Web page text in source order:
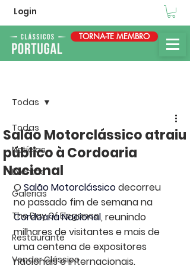
Login
TORNA-TE MEMBRO
Todas
Notícias
Eventos
Galerias
The Day Of Elegance
Restaurante
Vender Clássico
Todas
Salão Motorclássico atraiu
público à Cordoaria
Nacional
O Salão Motorclássico decorreu
no passado fim de semana na
Cordoaria Nacional, reunindo
milhares de visitantes e mais de
uma centena de expositores
nacionais e internacionais.